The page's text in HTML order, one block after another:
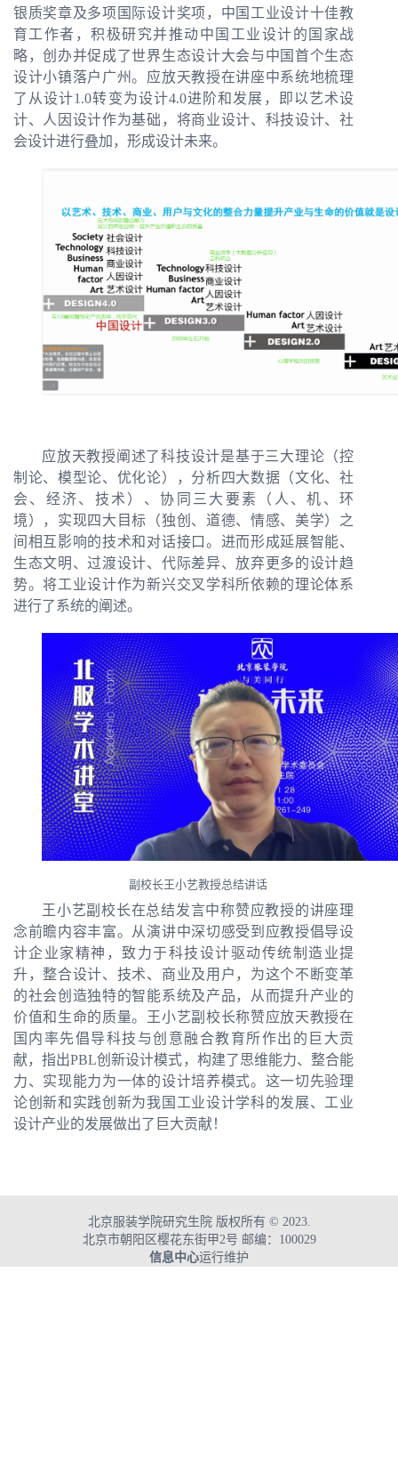
银质奖章及多项国际设计奖项，中国工业设计十佳教
育工作者，积极研究并推动中国工业设计的国家战
略，创办并促成了世界生态设计大会与中国首个生态
设计小镇落户广州。应放天教授在讲座中系统地梳理
了从设计1.0转变为设计4.0进阶和发展，即以艺术设
计、人因设计作为基础，将商业设计、科技设计、社
会设计进行叠加，形成设计未来。
应放天教授阐述了科技设计是基于三大理论（控
制论、模型论、优化论），分析四大数据（文化、社
会、经济、技术）、协同三大要素（人、机、环
境），实现四大目标（独创、道德、情感、美学）之
间相互影响的技术和对话接口。进而形成延展智能、
生态文明、过渡设计、代际差异、放弃更多的设计趋
势。将工业设计作为新兴交叉学科所依赖的理论体系
进行了系统的阐述。
副校长王小艺教授总结讲话
王小艺副校长在总结发言中称赞应教授的讲座理
念前瞻内容丰富。从演讲中深切感受到应教授倡导设
计企业家精神，致力于科技设计驱动传统制造业提
升，整合设计、技术、商业及用户，为这个不断变革
的社会创造独特的智能系统及产品，从而提升产业的
价值和生命的质量。王小艺副校长称赞应放天教授在
国内率先倡导科技与创意融合教育所作出的巨大贡
献，指出PBL创新设计模式，构建了思维能力、整合能
力、实现能力为一体的设计培养模式。这一切先验理
论创新和实践创新为我国工业设计学科的发展、工业
设计产业的发展做出了巨大贡献！
北京服装学院研究生院 版权所有 © 2023.
北京市朝阳区樱花东街甲2号 邮编：100029
信息中心运行维护